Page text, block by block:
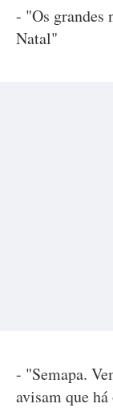
- "Os grandes
Natal"
- "Semapa.
avisam que